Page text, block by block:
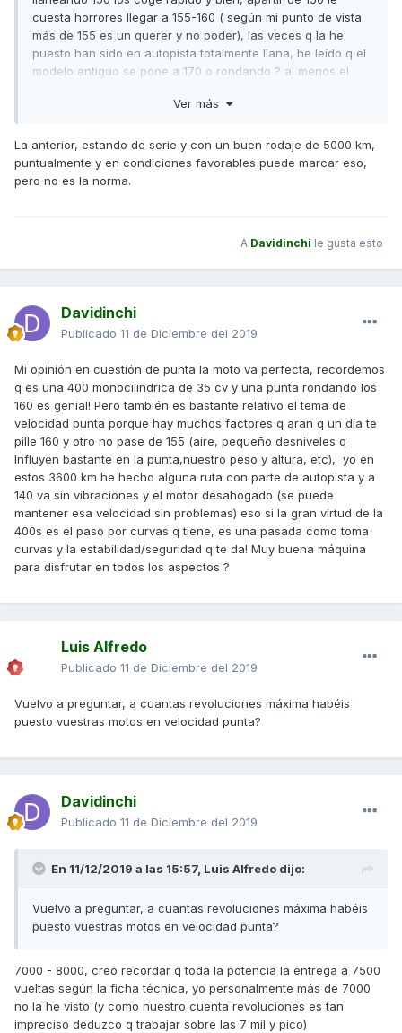
cuesta horrores llegar a 155-160 ( según mi punto de vista
más de 155 es un querer y no poder), las veces q la he
puesto han sido en autopista totalmente llana, he leído q el
modelo antiguo se pone a 170 o rondando ? al menos el
Ver más
La anterior, estando de serie y con un buen rodaje de 5000 km,
puntualmente y en condiciones favorables puede marcar eso,
pero no es la norma.
A Davidinchi le gusta esto
Davidinchi
Publicado 11 de Diciembre del 2019
Mi opinión en cuestión de punta la moto va perfecta, recordemos
q es una 400 monocilindrica de 35 cv y una punta rondando los
160 es genial! Pero también es bastante relativo el tema de
velocidad punta porque hay muchos factores q aran q un día te
pille 160 y otro no pase de 155 (aire, pequeño desniveles q
Influyen bastante en la punta,nuestro peso y altura, etc), yo en
estos 3600 km he hecho alguna ruta con parte de autopista y a
140 va sin vibraciones y el motor desahogado (se puede
mantener esa velocidad sin problemas) eso si la gran virtud de la
400s es el paso por curvas q tiene, es una pasada como toma
curvas y la estabilidad/seguridad q te da! Muy buena máquina
para disfrutar en todos los aspectos ?
Luis Alfredo
Publicado 11 de Diciembre del 2019
Vuelvo a preguntar, a cuantas revoluciones máxima habéis
puesto vuestras motos en velocidad punta?
Davidinchi
Publicado 11 de Diciembre del 2019
En 11/12/2019 a las 15:57, Luis Alfredo dijo:
Vuelvo a preguntar, a cuantas revoluciones máxima habéis
puesto vuestras motos en velocidad punta?
7000 - 8000, creo recordar q toda la potencia la entrega a 7500
vueltas según la ficha técnica, yo personalmente más de 7000
no la he visto (y como nuestro cuenta revoluciones es tan
impreciso deduzco q trabajar sobre las 7 mil y pico)